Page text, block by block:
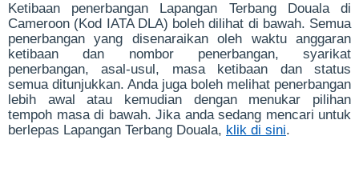
Ketibaan penerbangan Lapangan Terbang Douala di
Cameroon (Kod IATA DLA) boleh dilihat di bawah. Semua
penerbangan yang disenaraikan oleh waktu anggaran
ketibaan dan nombor penerbangan, syarikat
penerbangan, asal-usul, masa ketibaan dan status
semua ditunjukkan. Anda juga boleh melihat penerbangan
lebih awal atau kemudian dengan menukar pilihan
tempoh masa di bawah. Jika anda sedang mencari untuk
berlepas Lapangan Terbang Douala, klik di sini.